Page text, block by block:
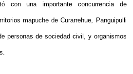
con una importante concurrencia de
mapuche de Curarrehue, Panguipulli
personas de sociedad civil, y organismos